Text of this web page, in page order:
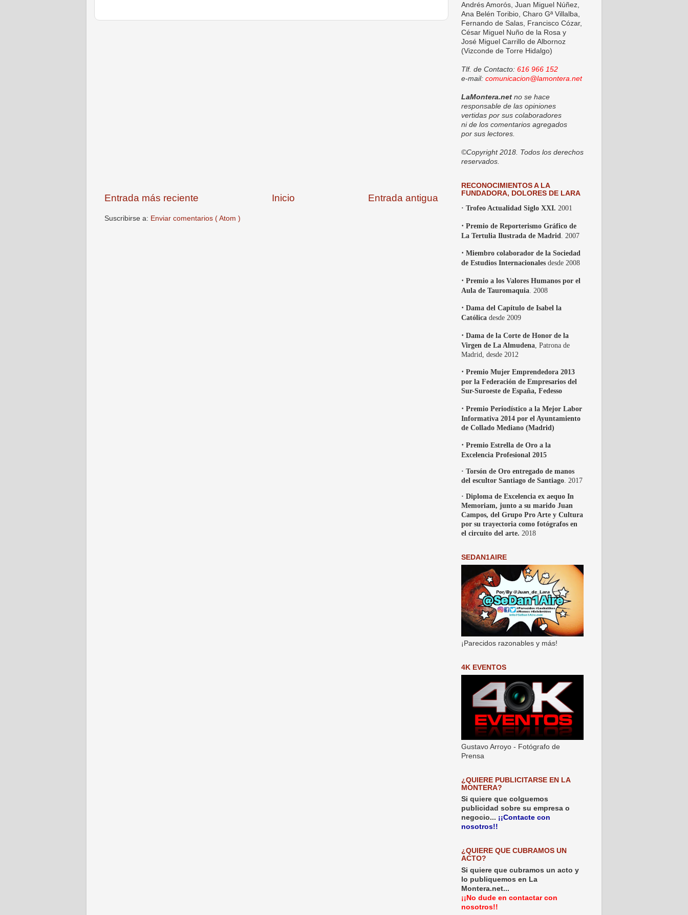
Entrada más reciente Entrada antigua
Inicio
Suscribirse a: Enviar comentarios ( Atom )
Andrés Amorós, Juan Miguel Núñez,
Ana Belén Toribio, Charo Gª Villalba,
Fernando de Salas, Francisco Cózar,
César Miguel Nuño de la Rosa y
José Miguel Carrillo de Albornoz
(Vizconde de Torre Hidalgo)
Tlf. de Contacto: 616 966 152
e-mail: comunicacion@lamontera.net
LaMontera.net no se hace
responsable de las opiniones
vertidas por sus colaboradores
ni de los comentarios agregados
por sus lectores.
©Copyright 2018. Todos los derechos
reservados.
RECONOCIMIENTOS A LA
FUNDADORA, DOLORES DE LARA
· Trofeo Actualidad Siglo XXI. 2001
· Premio de Reporterismo Gráfico de
La Tertulia Ilustrada de Madrid . 2007
· Miembro colaborador de la Sociedad
de Estudios Internacionales desde 2008
· Premio a los Valores Humanos por el
Aula de Tauromaquia . 2008
· Dama del Capítulo de Isabel la
Católica desde 2009
· Dama de la Corte de Honor de la
Virgen de La Almudena , Patrona de
Madrid, desde 2012
· Premio Mujer Emprendedora 2013
por la Federación de Empresarios del
Sur-Suroeste de España, Fedesso
· Premio Periodístico a la Mejor Labor
Informativa 2014 por el Ayuntamiento
de Collado Mediano (Madrid)
· Premio Estrella de Oro a la
Excelencia Profesional 2015
· Torsón de Oro entregado de manos
del escultor Santiago de Santiago . 2017
· Diploma de Excelencia ex aequo In
Memoriam, junto a su marido Juan
Campos, del Grupo Pro Arte y Cultura
por su trayectoria como fotógrafos en
el circuito del arte. 2018
SEDAN1AIRE
¡Parecidos razonables y más!
4K EVENTOS
Gustavo Arroyo - Fotógrafo de
Prensa
¿QUIERE PUBLICITARSE EN LA
MONTERA?
Si quiere que colguemos
publicidad sobre su empresa o
negocio... ¡¡Contacte con
nosotros!!
¿QUIERE QUE CUBRAMOS UN
ACTO?
Si quiere que cubramos un acto y
lo publiquemos en La
Montera.net...
¡¡No dude en contactar con
nosotros!!